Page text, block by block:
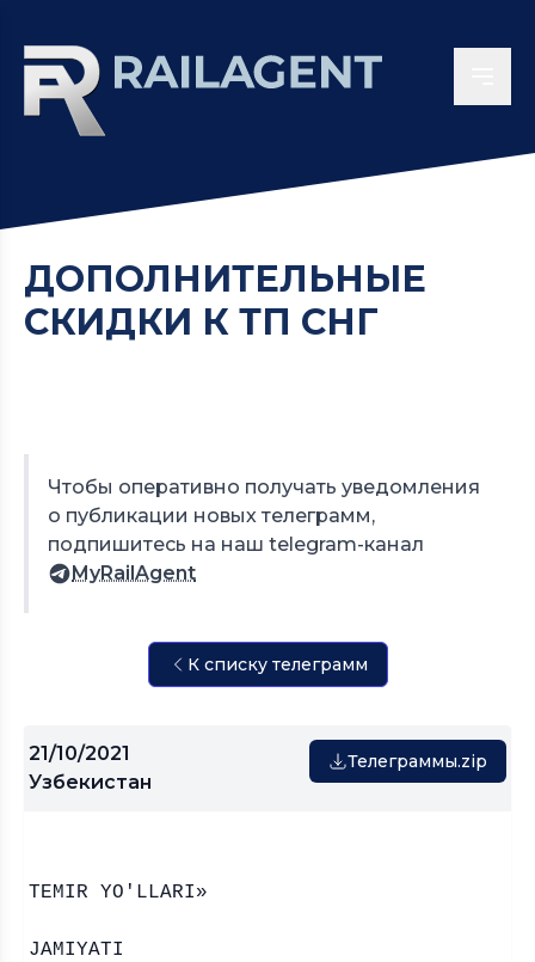
ДОПОЛНИТЕЛЬНЫЕ
СКИДКИ К ТП СНГ
Чтобы оперативно получать уведомления
о публикации новых телеграмм,
подпишитесь на наш telegram-канал
MyRailAgent
К списку телеграмм
21/10/2021
Узбекистан
Телеграммы.zip
TEMIR YO'LLARI»
JAMIYATI